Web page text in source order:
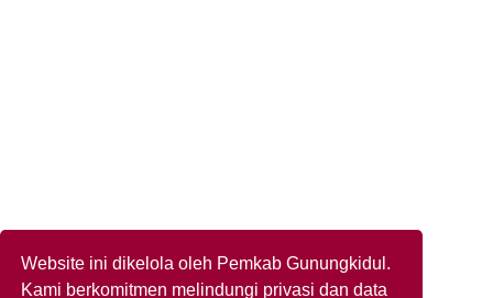
Website ini dikelola oleh Pemkab Gunungkidul.
Kami berkomitmen melindungi privasi dan data